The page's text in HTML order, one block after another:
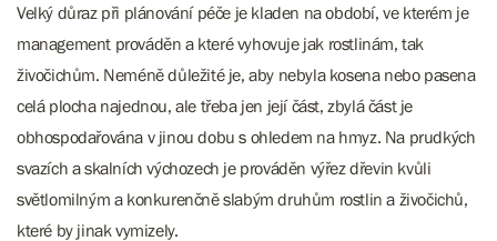
​​​​Velký důraz při plánování péče je kladen na období, ve kterém je
management prováděn a které vyhovuje jak rostlinám, tak
živočichům. Neméně důležité je, aby nebyla kosena nebo pasena
celá plocha najednou, ale třeba jen její část, zbylá část je
obhospodařována v jinou dobu s ohledem na hmyz. Na prudkých
svazích a skalních výchozech je prováděn výřez dřevin kvůli
světlomilným a konkurenčně slabým druhům rostlin a živočichů,
které by jinak vymizely.